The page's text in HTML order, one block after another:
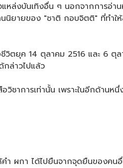
แหล่งบันเทิงอื่น ๆ นอกจากการ
ยายของ "ชาติ กอบจิตติ" ที่ทำใ
วิตยุค 14 ตุลาคม 2516 และ 6
กล่าวไปแล้ว
วิชาการเท่านั้น เพราะในอีกด้า
ผกา ได้ไปยืนจากจุดยืนของคน